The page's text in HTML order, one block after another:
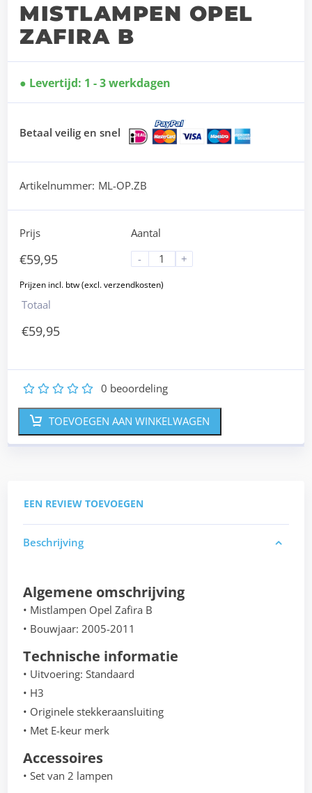
MISTLAMPEN OPEL
ZAFIRA B
Levertijd: 1 - 3 werkdagen
Betaal veilig en snel
Artikelnummer: ML-OP.ZB
Prijs
€59,95
Aantal
-
+
Totaal
€59,95
5
4
3
2 0 beoordeling
TOEVOEGEN AAN WINKELWAGEN
EEN REVIEW TOEVOEGEN
Beschrijving
Algemene omschrijving
• Mistlampen Opel Zafira B
• Bouwjaar: 2005-2011
Technische informatie
• Uitvoering: Standaard
• H3
• Originele stekkeraansluiting
• Met E-keur merk
Accessoires
• Set van 2 lampen